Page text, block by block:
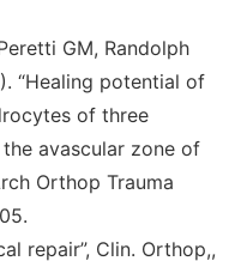
GM, Randolph
“Healing potential of
of three
avascular zone of
Orthop Trauma
repair”, Clin. Orthop,,